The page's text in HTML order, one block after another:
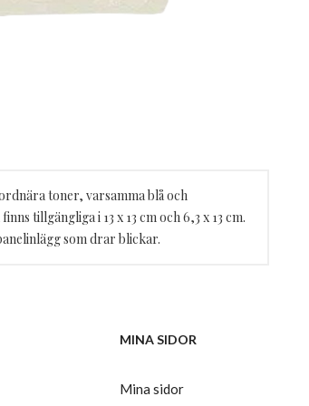
toner, varsamma blå och
tillgängliga i 13 x 13 cm och 6,3 x 13 cm.
som drar blickar.
MINA SIDOR
Mina sidor